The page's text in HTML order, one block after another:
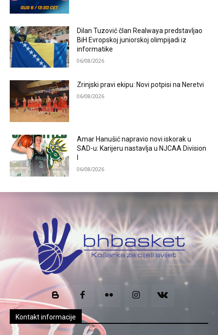
Dilan Tuzović član Realwaya predstavljao
BiH Evropskoj juniorskoj olimpijadi iz
informatike
06/08/2026
Zrinjski pravi ekipu: Novi potpisi na Neretvi
06/08/2026
Amar Hanušić napravio novi iskorak u
SAD-u: Karijeru nastavlja u NJCAA Division
06/08/2026
Kontakt informacije